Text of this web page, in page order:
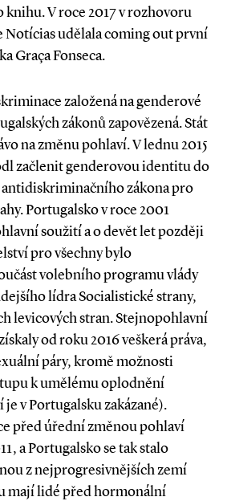
knihu. V roce 2017 v rozhovoru
udělala coming out první
Graça Fonseca.
založená na genderové
zákonů zapovězená. Stát
na změnu pohlaví. V lednu 2015
začlenit genderovou identitu do
zákona pro
Portugalsko v roce 2001
soužití a o devět let později
pro všechny bylo
volebního programu vlády
lídra Socialistické strany,
levicových stran. Stejnopohlavní
od roku 2016 veškerá práva,
páry, kromě možnosti
k umělému oplodnění
v Portugalsku zakázané).
před úřední změnou pohlaví
a Portugalsko se tak stalo
z nejprogresivnějších zemí
mají lidé před hormonální